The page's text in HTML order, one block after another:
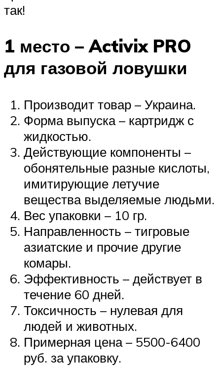
так!
1 место – Activix PRO
для газовой ловушки
Производит товар – Украина.
Форма выпуска – картридж с
жидкостью.
Действующие компоненты –
обонятельные разные кислоты,
имитирующие летучие
вещества выделяемые людьми.
Вес упаковки – 10 гр.
Направленность – тигровые
азиатские и прочие другие
комары.
Эффективность – действует в
течение 60 дней.
Токсичность – нулевая для
людей и животных.
Примерная цена – 5500-6400
руб. за упаковку.